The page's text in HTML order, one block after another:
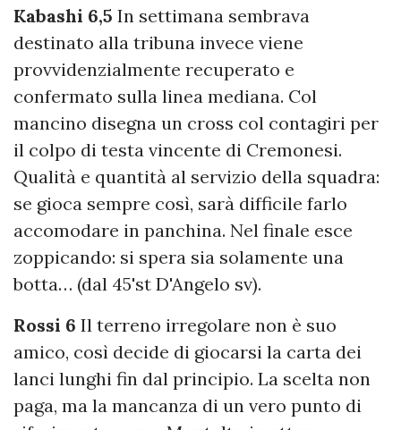
Kabashi 6,5 In settimana sembrava
destinato alla tribuna invece viene
provvidenzialmente recuperato e
confermato sulla linea mediana. Col
mancino disegna un cross col contagiri per
il colpo di testa vincente di Cremonesi.
Qualità e quantità al servizio della squadra:
se gioca sempre così, sarà difficile farlo
accomodare in panchina. Nel finale esce
zoppicando: si spera sia solamente una
botta… (dal 45'st D'Angelo sv).
Rossi 6 Il terreno irregolare non è suo
amico, così decide di giocarsi la carta dei
lanci lunghi fin dal principio. La scelta non
paga, ma la mancanza di un vero punto di